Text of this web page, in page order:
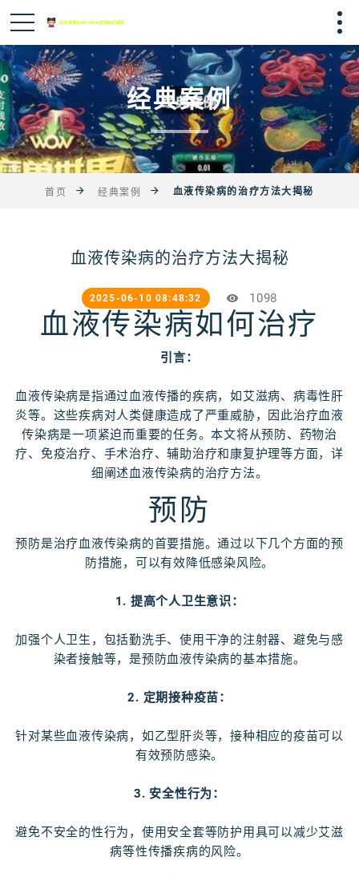
经典案例
首页 经典案例 血液传染病的治疗方法大揭秘
血液传染病的治疗方法大揭秘
2025-06-10 08:48:32 1098
血液传染病如何治疗
引言：
血液传染病是指通过血液传播的疾病，如艾滋病、病毒性肝
炎等。这些疾病对人类健康造成了严重威胁，因此治疗血液
传染病是一项紧迫而重要的任务。本文将从预防、药物治
疗、免疫治疗、手术治疗、辅助治疗和康复护理等方面，详
细阐述血液传染病的治疗方法。
预防
预防是治疗血液传染病的首要措施。通过以下几个方面的预
防措施，可以有效降低感染风险。
1. 提高个人卫生意识：
加强个人卫生，包括勤洗手、使用干净的注射器、避免与感
染者接触等，是预防血液传染病的基本措施。
2. 定期接种疫苗：
针对某些血液传染病，如乙型肝炎等，接种相应的疫苗可以
有效预防感染。
3. 安全性行为：
避免不安全的性行为，使用安全套等防护用具可以减少艾滋
病等性传播疾病的风险。